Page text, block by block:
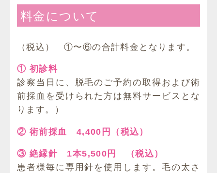
料金について
（税込） ①〜⑥の合計料金となります。
① 初診料
診察当日に、脱毛のご予約の取得および術
前採血を受けられた方は無料サービスとな
ります。）
② 術前採血 4,400円（税込）
③ 絶縁針 1本5,500円 （税込）
患者様毎に専用針を使用します。毛の太さ